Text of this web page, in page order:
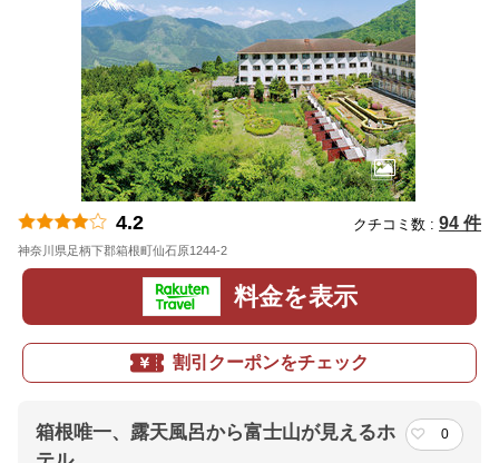
4.2 クチコミ数 : 94 件
神奈川県足柄下郡箱根町仙石原1244-2
料金を表示
割引クーポンをチェック
箱根唯一、露天風呂から富士山が見えるホ
0